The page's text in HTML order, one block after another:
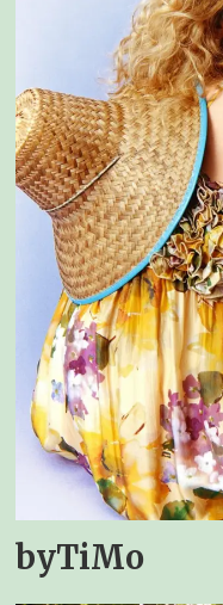
byTiMo